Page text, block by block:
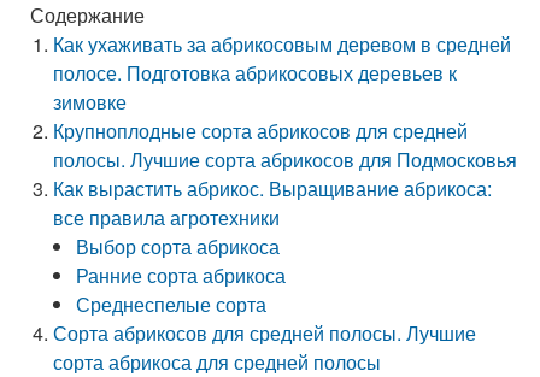
Содержание
Как ухаживать за абрикосовым деревом в средней
полосе. Подготовка абрикосовых деревьев к
зимовке
Крупноплодные сорта абрикосов для средней
полосы. Лучшие сорта абрикосов для Подмосковья
Как вырастить абрикос. Выращивание абрикоса:
все правила агротехники
Выбор сорта абрикоса
Ранние сорта абрикоса
Среднеспелые сорта
Сорта абрикосов для средней полосы. Лучшие
сорта абрикоса для средней полосы